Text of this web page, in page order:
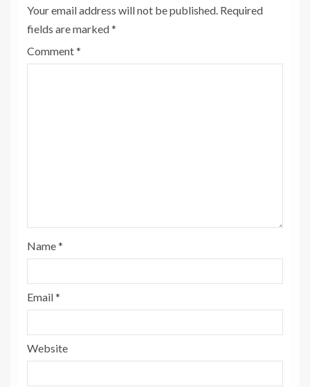
Your email address will not be published. Required
fields are marked*
Comment*
Name*
Email*
Website